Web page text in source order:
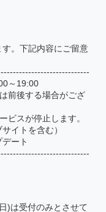
。下記内容にご留意
～19:00
前後する場合がござ
ビスが停止します。
イトを含む）
ート
)は受付のみとさせて